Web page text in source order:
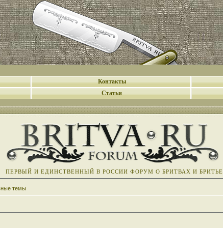
Контакты
Статьи
ПЕРВЫЙ И ЕДИНСТВЕННЫЙ В РОССИИ ФОРУМ О БРИТВАХ И БРИТЬЕ
темы